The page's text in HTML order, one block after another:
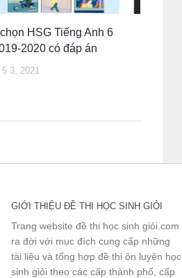
HSG Tiếng Anh 6
2020 có đáp án
3, 2021
GIỚI THIỆU ĐỀ THI HỌC SINH GIỎI
Trang website đề thi học sinh giỏi.com
ra đời với mục đích cung cấp những
tài liệu và tổng hợp đề thi ôn luyện học
sinh giỏi theo các cấp thành phố, cấp